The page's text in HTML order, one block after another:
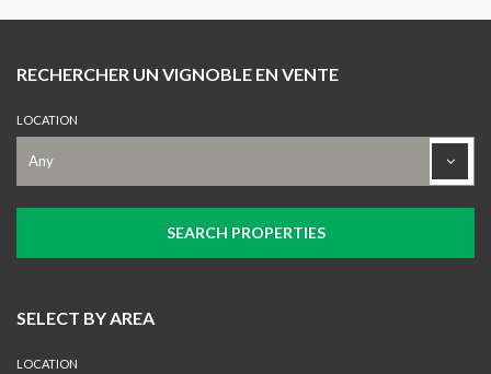
RECHERCHER UN VIGNOBLE EN VENTE
LOCATION
SELECT BY AREA
LOCATION